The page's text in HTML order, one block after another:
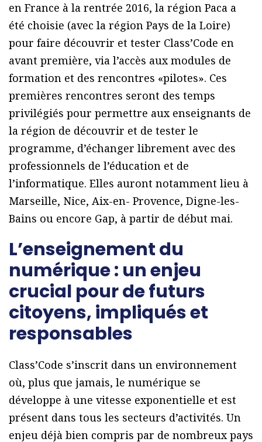
en France à la rentrée 2016, la région Paca a
été choisie (avec la région Pays de la Loire)
pour faire découvrir et tester Class’Code en
avant première, via l’accès aux modules de
formation et des rencontres «pilotes». Ces
premières rencontres seront des temps
privilégiés pour permettre aux enseignants de
la région de découvrir et de tester le
programme, d’échanger librement avec des
professionnels de l’éducation et de
l’informatique. Elles auront notamment lieu à
Marseille, Nice, Aix-en- Provence, Digne-les-
Bains ou encore Gap, à partir de début mai.
L’enseignement du
numérique : un enjeu
crucial pour de futurs
citoyens, impliqués et
responsables
Class’Code s’inscrit dans un environnement
où, plus que jamais, le numérique se
développe à une vitesse exponentielle et est
présent dans tous les secteurs d’activités. Un
enjeu déjà bien compris par de nombreux pays